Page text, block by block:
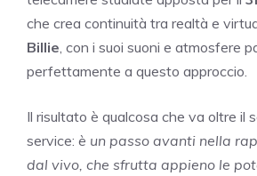
che crea continuità tra realtà e
Billie , con i suoi suoni e atmosfere
perfettamente a questo approccio.
Il risultato è qualcosa che va oltre il
service: è un passo avanti nella
dal vivo, che sfrutta appieno le